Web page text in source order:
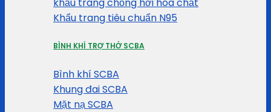
Khẩu trang tiêu chuẩn N95
BÌNH KHÍ TRỢ THỞ SCBA
Bình khí SCBA
Khung đai SCBA
Mặt nạ SCBA